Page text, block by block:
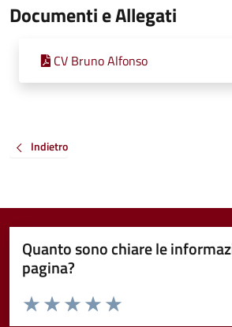
Documenti e Allegati
CV Bruno Alfonso
Indietro
Quanto sono chiare le
pagina?
Valuta da 1 a 5 stelle la pagina
Valuta 5 stelle su 5
Valuta 4 stelle su 5
Valuta 3 stelle su 5
Valuta 2 stelle su 5
Valuta 1 stelle su 5